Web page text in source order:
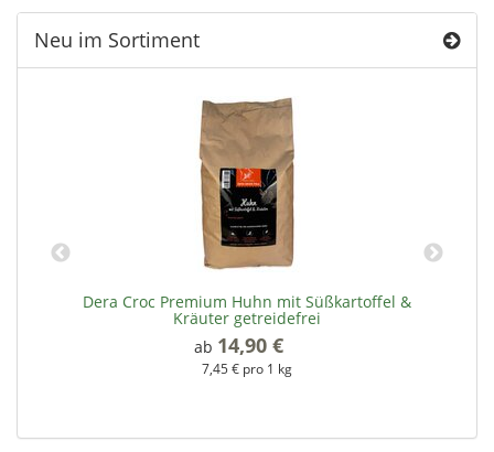
Neu im Sortiment
Dera Croc Premium Huhn mit Süßkartoffel &
Kräuter getreidefrei
ab 14,90 €
7,45 € pro 1 kg